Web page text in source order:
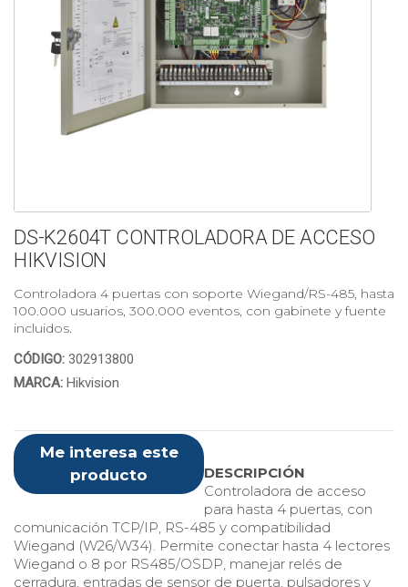
DS-K2604T CONTROLADORA DE ACCESO
HIKVISION
Controladora 4 puertas con soporte Wiegand/RS-485, hasta
100.000 usuarios, 300.000 eventos, con gabinete y fuente
incluidos.
CÓDIGO: 302913800
MARCA: Hikvision
Me interesa este
producto
DESCRIPCIÓN
Controladora de acceso
para hasta 4 puertas, con
comunicación TCP/IP, RS-485 y compatibilidad
Wiegand (W26/W34). Permite conectar hasta 4 lectores
Wiegand o 8 por RS485/OSDP, manejar relés de
cerradura, entradas de sensor de puerta, pulsadores y